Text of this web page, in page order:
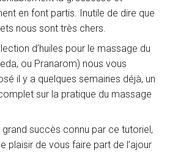
en font partis. Inutile de dire que
nous sont très chers.
d’huiles pour le massage du
ou Pranarom) nous vous
il y a quelques semaines déjà, un
sur la pratique du massage
grand succès connu par ce tutoriel,
plaisir de vous faire part de l’ajour